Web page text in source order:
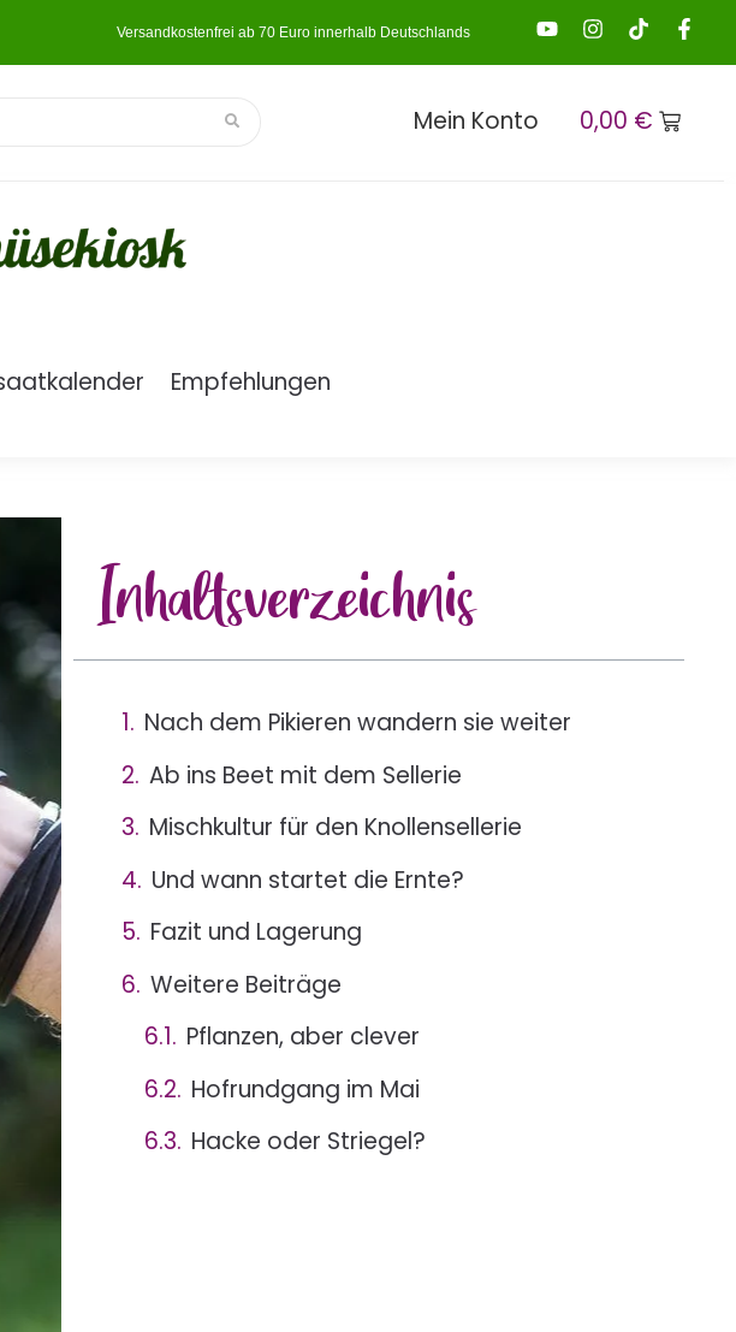
Versandkostenfrei ab 70 Euro innerhalb Deutschlands
Mein Konto 0,00 €
Empfehlungen
Inhaltsverzeichnis
Nach dem Pikieren wandern sie weiter
Ab ins Beet mit dem Sellerie
Mischkultur für den Knollensellerie
Und wann startet die Ernte?
Fazit und Lagerung
Weitere Beiträge
Pflanzen, aber clever
Hofrundgang im Mai
Hacke oder Striegel?